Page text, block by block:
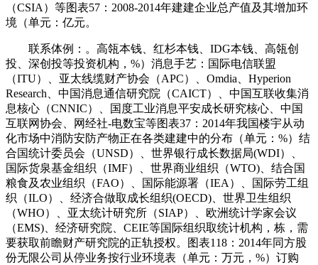
（CSIA）等图表57：2008-2014年建建企业总产值及其增加环
境（单元：亿元。
联系体例：。高瓴本钱、红杉本钱、IDG本钱、高瓴创
投、深创投等投资机构，%）消息手艺：国际电信联盟
（ITU）、亚太线缆财产协会（APC）、Omdia、Hyperion
Research、中国消息通信研究院（CAICT）、中国互联收集消
息核心（CNNIC）、国度工业消息平安成长研究核心、中国
互联网协会、网经社-电数宝等图表37：2014年我国楼宇从动
化市场中消防安防产物正在各类建建中的分布（单元：%）结
合国统计委员会（UNSD）、世界银行成长数据局(WDI）、
国际货泉基金组织（IMF）、世界商业组织（WTO)、结合国
粮食及农业组织（FAO）、国际能源署（IEA）、国际劳工组
织（ILO）、经济合做取成长组织(OECD)、世界卫生组织
（WHO）、亚太统计研究所（SIAP）、欧洲统计学家会议
（EMS)、经济研究院、CEIE等国际组织取统计机构，栋，需
要获取前瞻财产研究院的正轨授权。图表118：2014年同方股
份无限公司从停业务按行业环境表（单元：万元，%）订购